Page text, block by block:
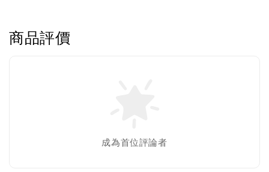
商品評價
成為首位評論者